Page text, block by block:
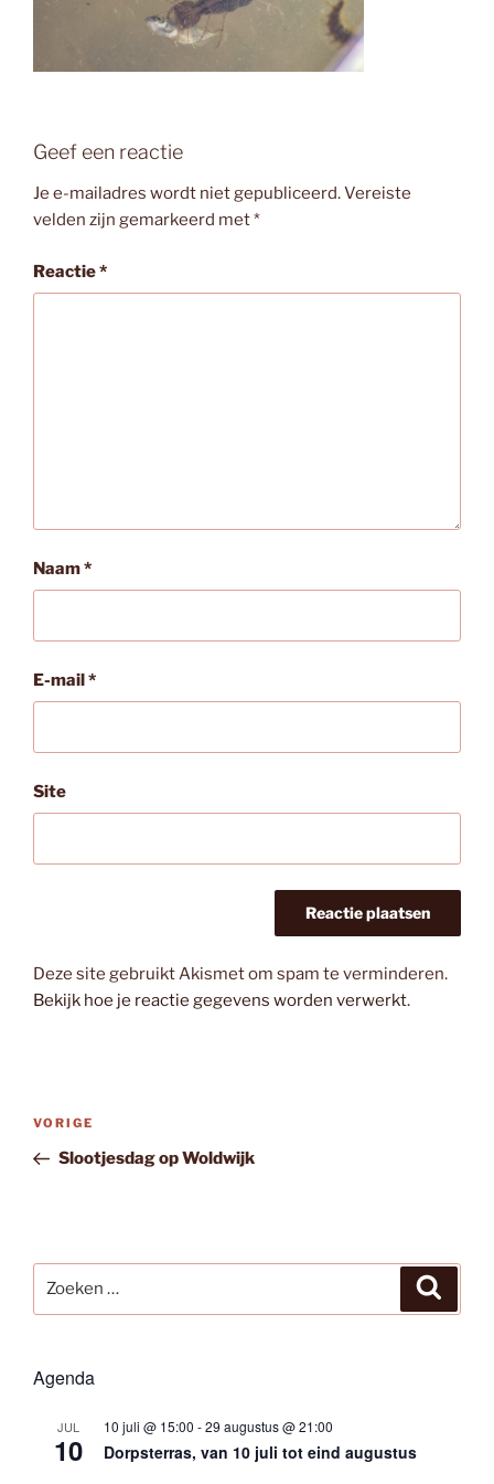
Geef een reactie
Je e-mailadres wordt niet gepubliceerd.Vereiste
velden zijn gemarkeerd met*
Reactie*
Naam*
E-mail*
Site
Deze site gebruikt Akismet om spam te verminderen.
Bekijk hoe je reactie gegevens worden verwerkt.
Bericht
Vorig
bericht
VORIGE
Slootjesdag op Woldwijk
naar:
Agenda
JUL
10
10 juli @ 15:00 -29 augustus @ 21:00
Dorpsterras, van 10 juli tot eind augustus